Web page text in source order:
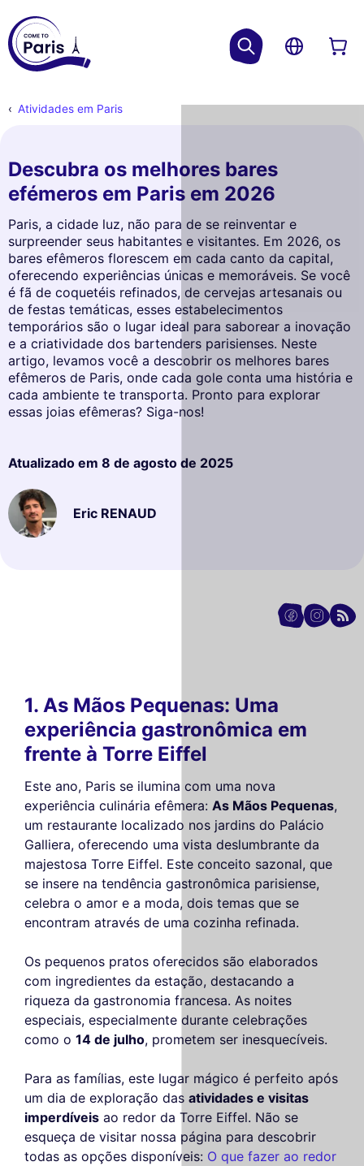
Atividades em Paris
Descubra os melhores bares
efémeros em Paris em 2026
Paris, a cidade luz, não para de se reinventar e
surpreender seus habitantes e visitantes. Em 2026, os
bares efêmeros florescem em cada canto da capital,
oferecendo experiências únicas e memoráveis. Se você
é fã de coquetéis refinados, de cervejas artesanais ou
de festas temáticas, esses estabelecimentos
temporários são o lugar ideal para saborear a inovação
e a criatividade dos bartenders parisienses. Neste
artigo, levamos você a descobrir os melhores bares
efêmeros de Paris, onde cada gole conta uma história e
cada ambiente te transporta. Pronto para explorar
essas joias efêmeras? Siga-nos!
Atualizado em 8 de agosto de 2025
Eric RENAUD
1. As Mãos Pequenas: Uma
experiência gastronômica em
frente à Torre Eiffel
Este ano, Paris se ilumina com uma nova
experiência culinária efêmera: As Mãos Pequenas,
um restaurante localizado nos jardins do Palácio
Galliera, oferecendo uma vista deslumbrante da
majestosa Torre Eiffel. Este conceito sazonal, que
se insere na tendência gastronômica parisiense,
celebra o amor e a moda, dois temas que se
encontram através de uma cozinha refinada.
Os pequenos pratos oferecidos são elaborados
com ingredientes da estação, destacando a
riqueza da gastronomia francesa. As noites
especiais, especialmente durante celebrações
como o 14 de julho, prometem ser inesquecíveis.
Para as famílias, este lugar mágico é perfeito após
um dia de exploração das atividades e visitas
imperdíveis ao redor da Torre Eiffel. Não se
esqueça de visitar nossa página para descobrir
todas as opções disponíveis: O que fazer ao redor